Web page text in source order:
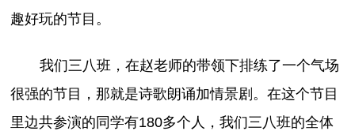
趣好玩的节目。
我们三八班，在赵老师的带领下排练了一个气场
很强的节目，那就是诗歌朗诵加情景剧。在这个节目
里边共参演的同学有180多个人，我们三八班的全体